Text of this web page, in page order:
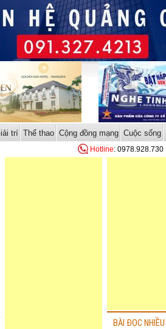
trí Thể thao Cộng đồng mạng Cuộc sống
Hotline: 0978.928.730
BÀI ĐỌC NHIỀU